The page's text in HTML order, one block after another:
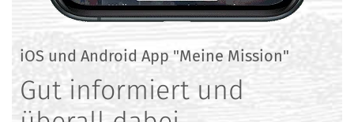
iOS und Android App "Meine Mission"
Gut informiert und